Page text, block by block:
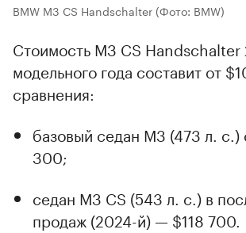
BMW M3 CS Handschalter(Фото: BMW)
Стоимость M3 CS Handschalter
модельного года составит от
сравнения:
базовый седан M3 (473 л. с.)
300;
седан M3 CS (543 л. с.) в
продаж (2024-й) — $118 700.